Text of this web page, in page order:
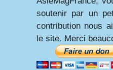
soutenir par un
contribution nous
le site. Merci